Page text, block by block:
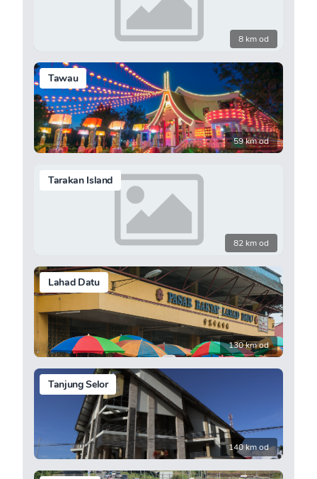
8 km od
Tawau
59 km od
Tarakan Island
82 km od
Lahad Datu
130 km od
Tanjung Selor
140 km od